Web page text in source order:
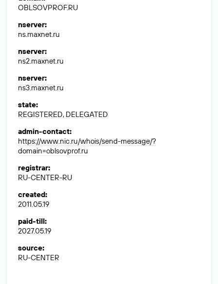
OBLSOVPROF.RU
nserver:
ns.maxnet.ru
nserver:
ns2.maxnet.ru
nserver:
ns3.maxnet.ru
state:
REGISTERED, DELEGATED
admin-contact:
https://www.nic.ru/whois/send-message/?
domain=oblsovprof.ru
registrar:
RU-CENTER-RU
created:
2011.05.19
paid-till:
2027.05.19
source:
RU-CENTER